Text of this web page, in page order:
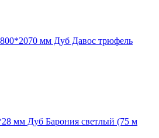
мм Дуб Давос трюфель
мм Дуб Барония светлый (75 м